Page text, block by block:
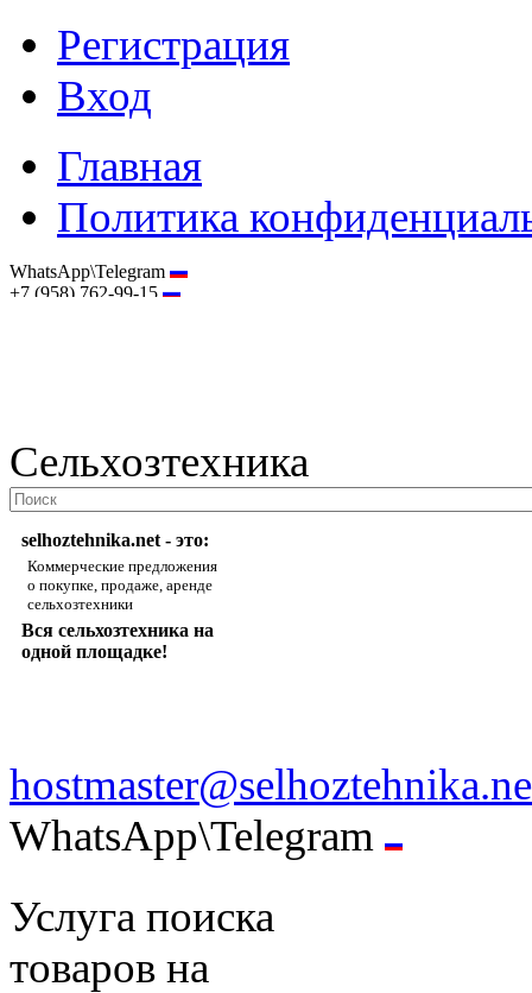
Регистрация
Вход
Главная
Политика
WhatsApp\Telegram
+7 (958) 762-99-15
Сельхозтехника
selhoztehnika.net - это:
Коммерческие предложения
о покупке, продаже, аренде
сельхозтехники
Вся сельхозтехника на
одной площадке!
WhatsApp\Telegram
Услуга поиска
товаров на